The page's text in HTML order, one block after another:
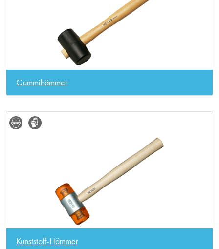
Gummihämmer
Kunststoff-Hämmer